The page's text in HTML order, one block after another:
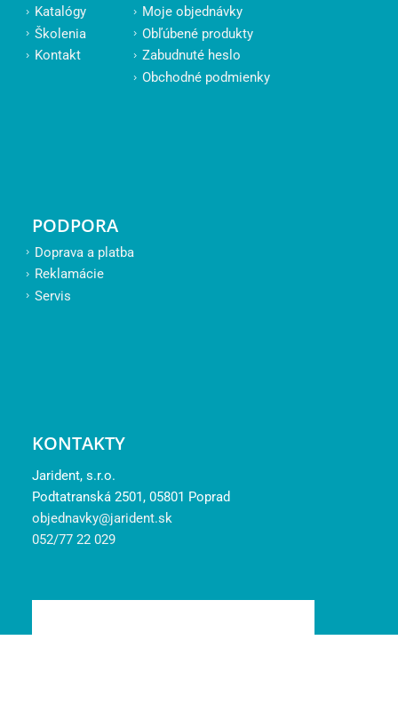
Katalógy
Školenia
Kontakt
Moje objednávky
Obľúbené produkty
Zabudnuté heslo
Obchodné podmienky
PODPORA
Doprava a platba
Reklamácie
Servis
KONTAKTY
Jarident, s.r.o.
Podtatranská 2501, 05801 Poprad
objednavky@jarident.sk
052/77 22 029